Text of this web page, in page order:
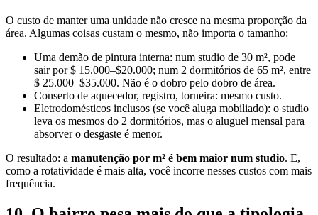
O custo de manter uma unidade não cresce na mesma proporção da
área. Algumas coisas custam o mesmo, não importa o tamanho:
Uma demão de pintura interna: num studio de 30 m², pode
sair por $ 15.000–$20.000; num 2 dormitórios de 65 m², entre
$ 25.000–$35.000. Não é o dobro pelo dobro de área.
Conserto de aquecedor, registro, torneira: mesmo custo.
Eletrodomésticos inclusos (se você aluga mobiliado): o studio
leva os mesmos do 2 dormitórios, mas o aluguel mensal para
absorver o desgaste é menor.
O resultado: a manutenção por m² é bem maior num studio. E,
como a rotatividade é mais alta, você incorre nesses custos com mais
frequência.